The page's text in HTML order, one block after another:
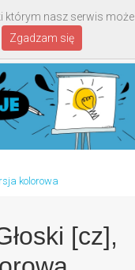
kolorowa
[cz],
którym nasz serwis może
Zgadzam się